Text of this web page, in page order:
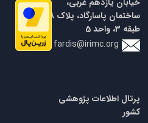
fardis@irimc.org
طبقه 3، واحد 5
پرتال اطلاعات پژوهشی
کشور